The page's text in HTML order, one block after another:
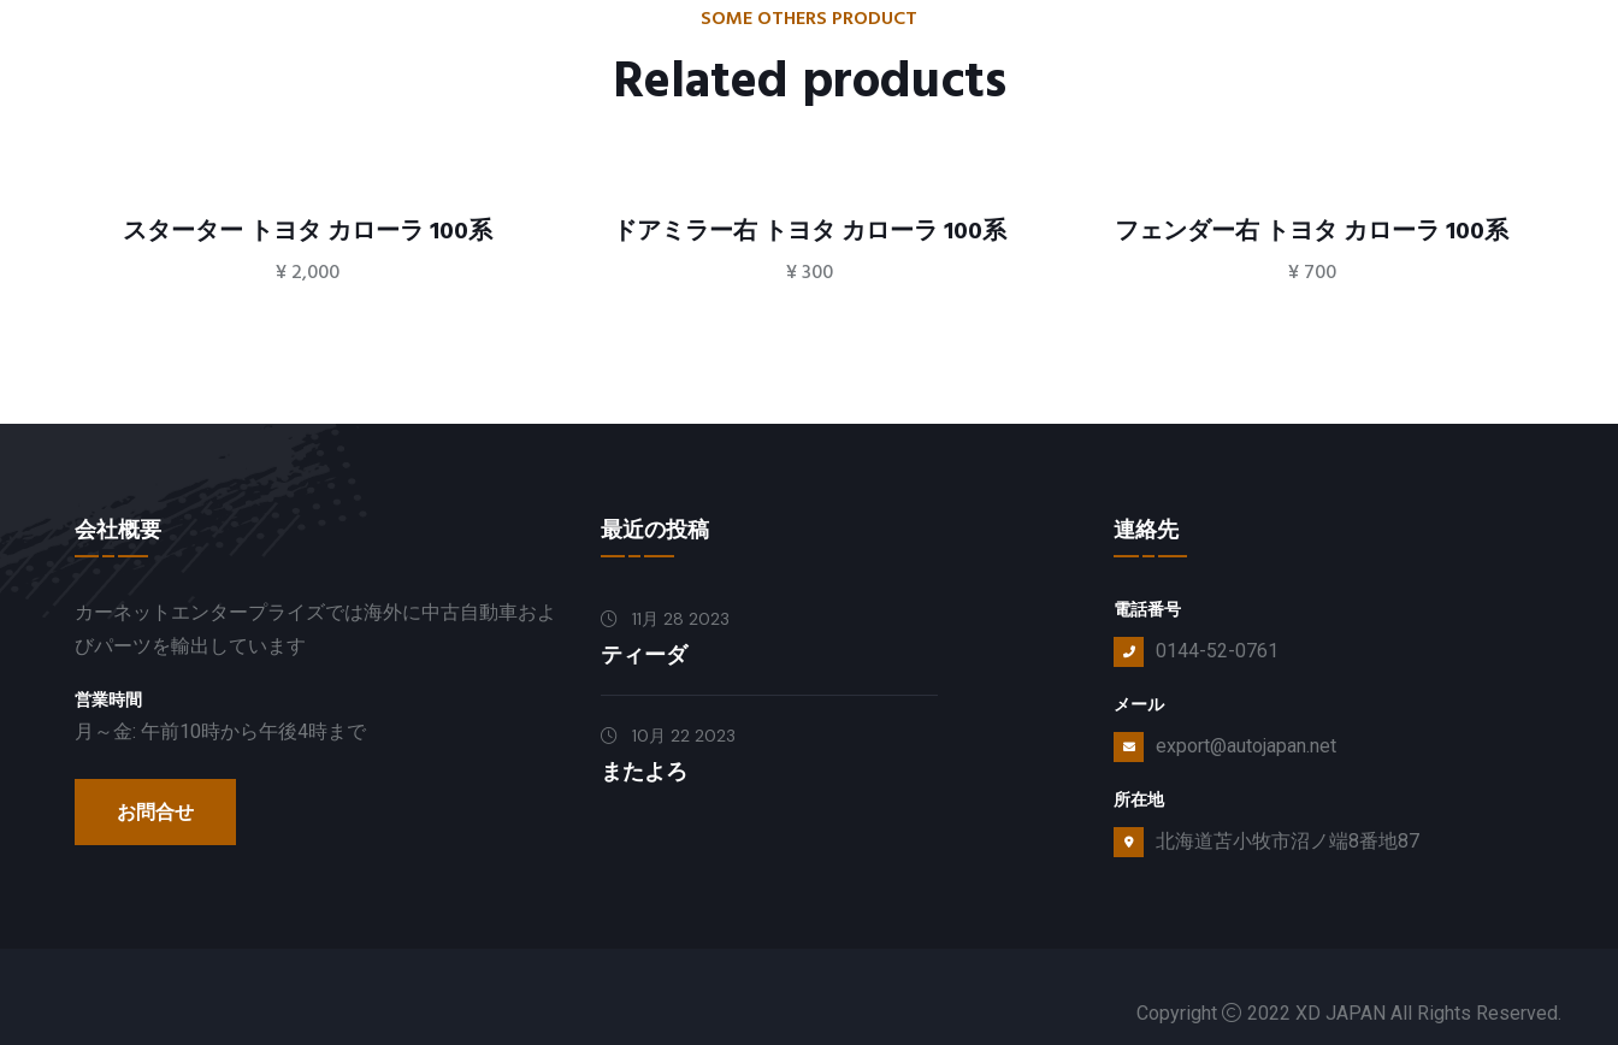
SOME OTHERS PRODUCT
Related products
スターター トヨタ カローラ 100系
¥ 2,000
ドアミラー右 トヨタ カローラ 100系
¥300
フェンダー右 トヨタ カローラ 100系
¥700
会社概要
カーネットエンタープライズでは海外に中古自動車およ
びパーツを輸出しています
営業時間
月～金: 午前10時から午後4時まで
お問合せ
最近の投稿
11月 28 2023
ティーダ
10月 22 2023
またよろ
連絡先
電話番号
0144-52-0761
メール
export@autojapan.net
所在地
北海道苫小牧市沼ノ端8番地87
Copyright 2022 XD JAPAN All Rights Reserved.